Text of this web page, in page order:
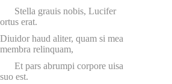
Stella grauis nobis, Lucifer
ortus erat.
Diuidor haud aliter, quam si mea
membra relinquam,
Et pars abrumpi corpore uisa
suo est.